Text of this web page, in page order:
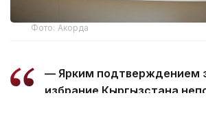
Фото: Акорда
— Ярким подтверждением
избрание Кыргызстана